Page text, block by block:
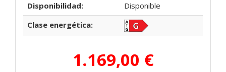
Disponibilidad:
Disponible
Clase energética:
1.169,00 €